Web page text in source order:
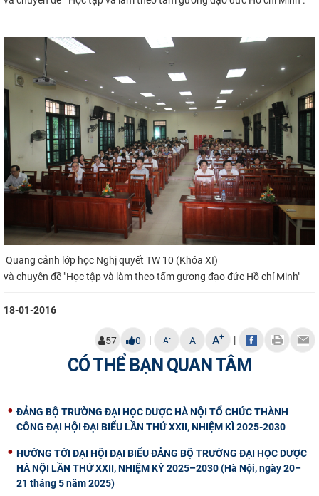
Quang cảnh lớp học Nghị quyết TW 10 (Khóa XI)
và chuyên đề "Học tập và làm theo tấm gương đạo đức Hồ chí Minh"
18-01-2016
57 0 | A- A A+ |
CÓ THỂ BẠN QUAN TÂM
ĐẢNG BỘ TRƯỜNG ĐẠI HỌC DƯỢC HÀ NỘI TỔ CHỨC THÀNH
CÔNG ĐẠI HỘI ĐẠI BIỂU LẦN THỨ XXII, NHIỆM KÌ 2025-2030
HƯỚNG TỚI ĐẠI HỘI ĐẠI BIỂU ĐẢNG BỘ TRƯỜNG ĐẠI HỌC DƯỢC
HÀ NỘI LẦN THỨ XXII, NHIỆM KỲ 2025–2030 (Hà Nội, ngày 20–
21 tháng 5 năm 2025)